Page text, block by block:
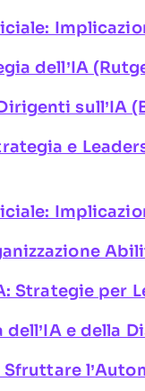
dell’IA
sull’IA
e
Strategie per
dell’IA e della